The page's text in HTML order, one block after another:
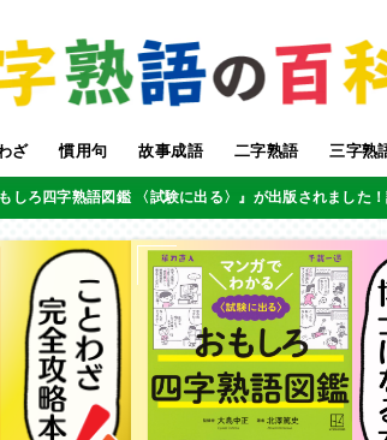
ざ 慣用句 故事成語 二字熟語 三字熟
しろ四字熟語図鑑 〈試験に出る〉』が出版されました